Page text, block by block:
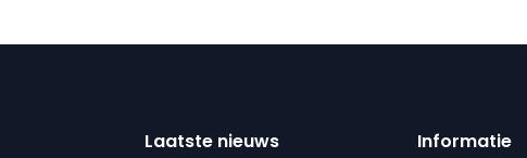
Laatste nieuws Informatie